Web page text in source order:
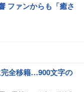
ファンからも「癒さ
全移籍…900文字の